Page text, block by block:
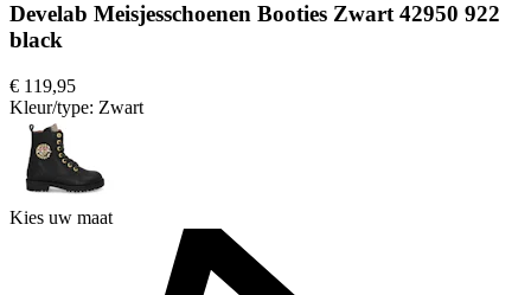
Develab Meisjesschoenen Booties Zwart 42950 922
black
€ 119,95
Kleur/type: Zwart
Kies uw maat